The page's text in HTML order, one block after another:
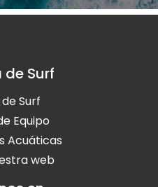
de Surf
Surf
Equipo
Acuáticas
web